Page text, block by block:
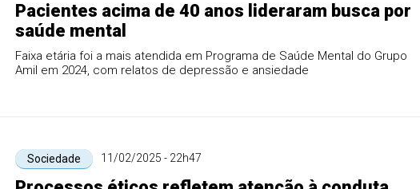
Pacientes acima de 40 anos lideraram busca por
saúde mental
Faixa etária foi a mais atendida em Programa de Saúde Mental do Grupo
Amil em 2024, com relatos de depressão e ansiedade
Sociedade 11/02/2025 - 22h47